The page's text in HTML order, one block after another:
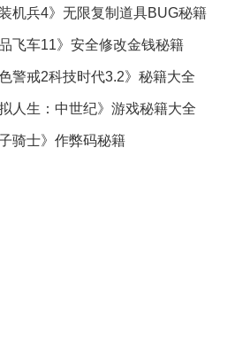
装机兵4》无限复制道具BUG秘籍
品飞车11》安全修改金钱秘籍
色警戒2科技时代3.2》秘籍大全
拟人生：中世纪》游戏秘籍大全
子骑士》作弊码秘籍